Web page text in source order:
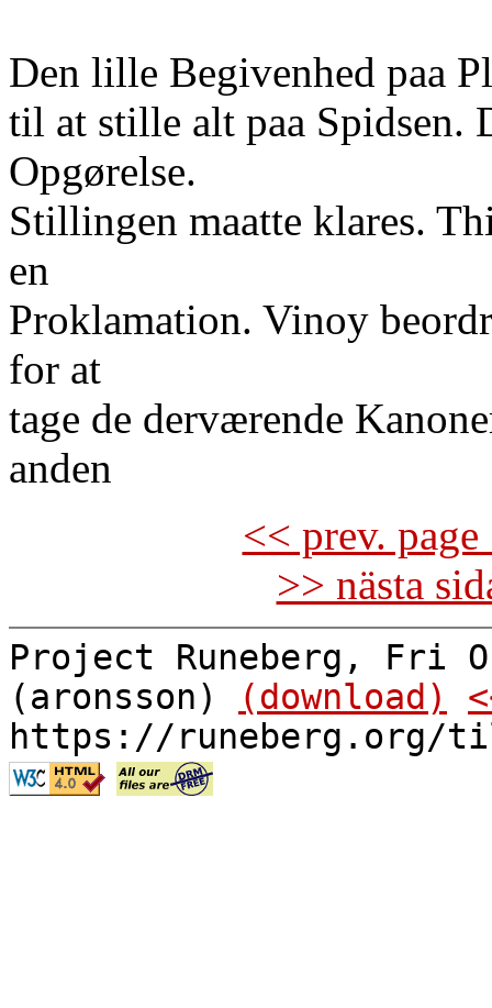
Den lille Begivenhed paa
til at stille alt paa Spidsen.
Opgørelse.
Stillingen maatte klares.
en
Proklamation. Vinoy
for at
tage de derværende
anden
<< prev.
>> nästa
Project Runeberg, Fri
(aronsson)
(download)
https://runeberg.org/